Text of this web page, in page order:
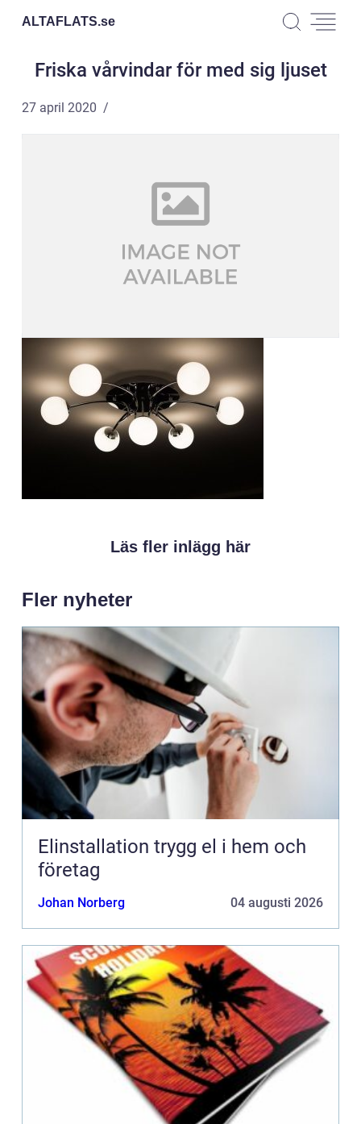
ALTAFLATS.se
Friska vårvindar för med sig ljuset
27 april 2020
Läs fler inlägg här
Fler nyheter
Elinstallation trygg el i hem och
företag
Johan Norberg 04 augusti 2026